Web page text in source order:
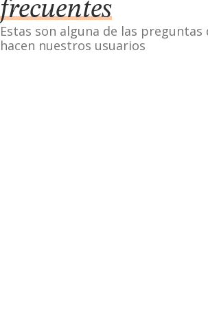
frecuentes
Estas son alguna de las preguntas
hacen nuestros usuarios